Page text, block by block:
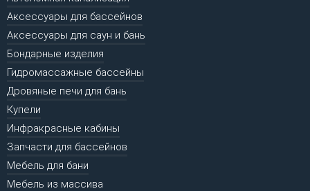
Аксессуары для бассейнов
Аксессуары для саун и бань
Бондарные изделия
Гидромассажные бассейны
Дровяные печи для бань
Купели
Инфракрасные кабины
Запчасти для бассейнов
Мебель для бани
Мебель из массива